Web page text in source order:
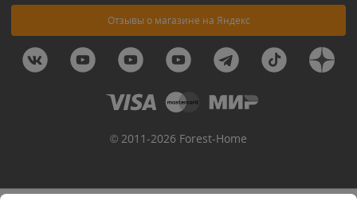
Отзывы о магазине на Яндекс
© 2011-2026 Forest-Home